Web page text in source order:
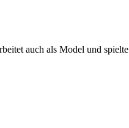
auch als Model und